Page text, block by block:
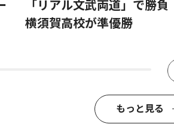
「リアル文武両道」で勝負
横須賀高校が準優勝
もっと見る